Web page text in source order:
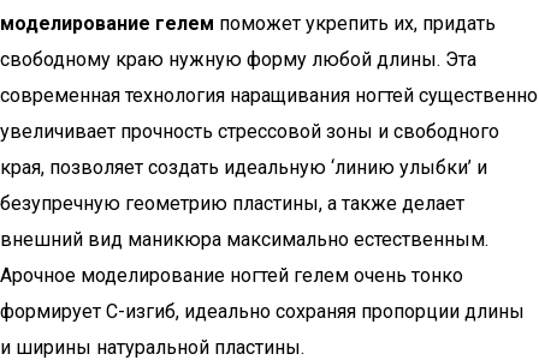
моделирование гелем поможет укрепить их, придать
свободному краю нужную форму любой длины. Эта
современная технология наращивания ногтей существенно
увеличивает прочность стрессовой зоны и свободного
края, позволяет создать идеальную ‘линию улыбки’ и
безупречную геометрию пластины, а также делает
внешний вид маникюра максимально естественным.
Арочное моделирование ногтей гелем очень тонко
формирует С-изгиб, идеально сохраняя пропорции длины
и ширины натуральной пластины.